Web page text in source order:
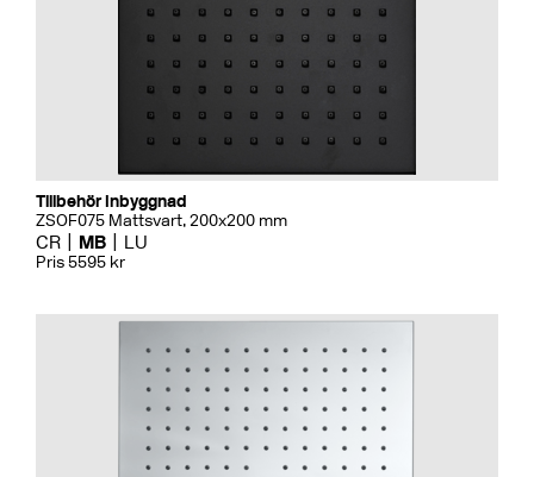
Tillbehör Inbyggnad
ZSOF075 Mattsvart, 200x200 mm
CR MB LU
Pris 5595 kr